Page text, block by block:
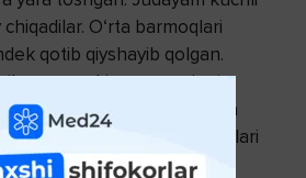
O‘rta barmoqlari
qotib qiyshayib qolgan.
aynan kimga murojaat
davosi bormi? Shu haqida
Onajonimni qolgan qo‘llari
qolishni iloji bormi?